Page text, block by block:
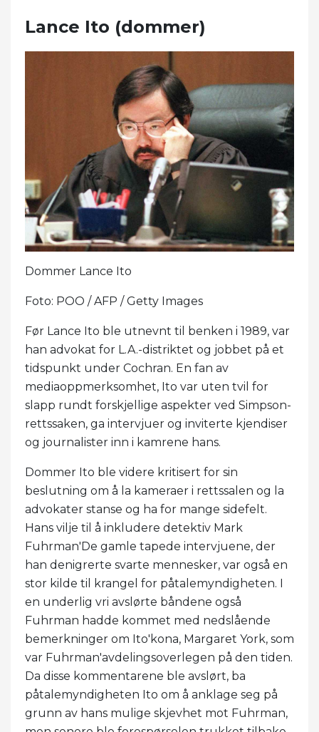
Lance Ito (dommer)
Dommer Lance Ito
Foto: POO / AFP / Getty Images
Før Lance Ito ble utnevnt til benken i 1989, var
han advokat for L.A.-distriktet og jobbet på et
tidspunkt under Cochran. En fan av
mediaoppmerksomhet, Ito var uten tvil for
slapp rundt forskjellige aspekter ved Simpson-
rettssaken, ga intervjuer og inviterte kjendiser
og journalister inn i kamrene hans.
Dommer Ito ble videre kritisert for sin
beslutning om å la kameraer i rettssalen og la
advokater stanse og ha for mange sidefelt.
Hans vilje til å inkludere detektiv Mark
Fuhrman'De gamle tapede intervjuene, der
han denigrerte svarte mennesker, var også en
stor kilde til krangel for påtalemyndigheten. I
en underlig vri avslørte båndene også
Fuhrman hadde kommet med nedslående
bemerkninger om Ito'kona, Margaret York, som
var Fuhrman'avdelingsoverlegen på den tiden.
Da disse kommentarene ble avslørt, ba
påtalemyndigheten Ito om å anklage seg på
grunn av hans mulige skjevhet mot Fuhrman,